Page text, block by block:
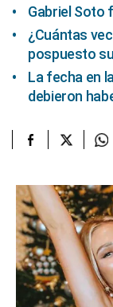
Gabriel Soto
¿Cuántas
pospuesto
La fecha en
debieron